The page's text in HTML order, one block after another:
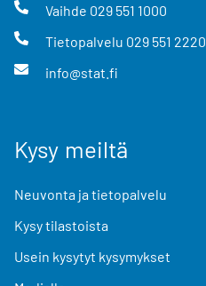
Vaihde 029 551 1000
Tietopalvelu 029 551 2220
info@stat.fi
Kysy meiltä
Neuvonta ja tietopalvelu
Kysy tilastoista
Usein kysytyt kysymykset